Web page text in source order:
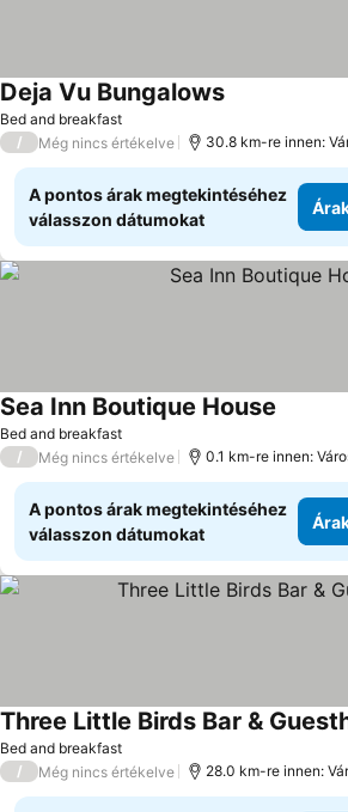
Bed and breakfast
Deja Vu BungalowsÁrak
/ Még nincs értékelve 30.8 km-re innen:
A pontos árak megtekintéséhez
válasszon dátumokat
Bed and breakfast
Sea Inn Boutique House
/ Még nincs értékelve 0.1 km-re innen:
A pontos árak megtekintéséhez
válasszon dátumokat
Bed and breakfast
Three Little Birds Bar &
/ Még nincs értékelve 28.0 km-re innen: